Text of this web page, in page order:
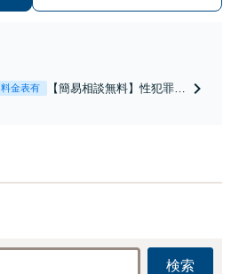
料金表有
【簡易相談無料】性犯罪
検索